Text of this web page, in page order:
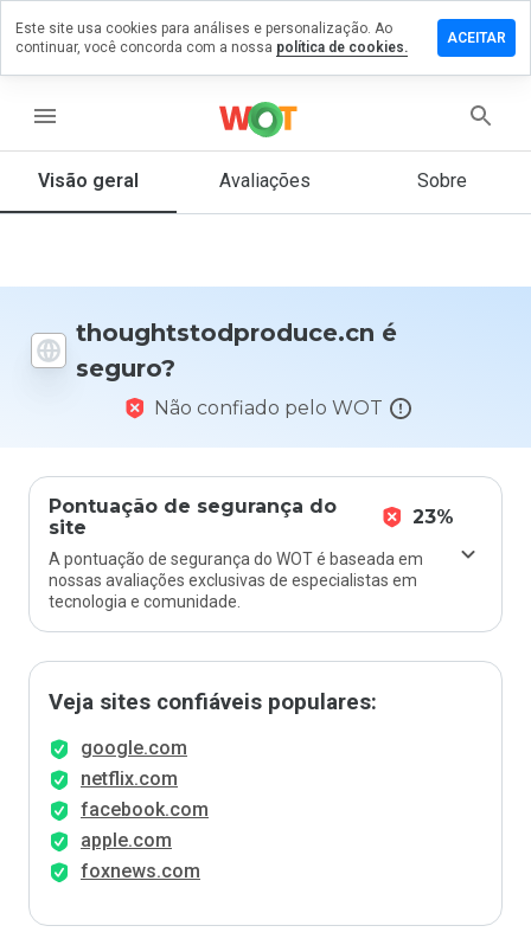
menu
Visão geral Avaliações Sobre
thoughtstodproduce.cn é
seguro?
Não confiado pelo WOT
Pontuação de segurança do
site
23%
A pontuação de segurança do WOT é baseada em
nossas avaliações exclusivas de especialistas em
tecnologia e comunidade.
Veja sites confiáveis populares:
google.com
netflix.com
facebook.com
apple.com
foxnews.com
comentário
De 1
nota
este
Este site usa cookies para análises e personalização. Ao
continuar, você concorda com a nossa política de cookies.
ACEITAR